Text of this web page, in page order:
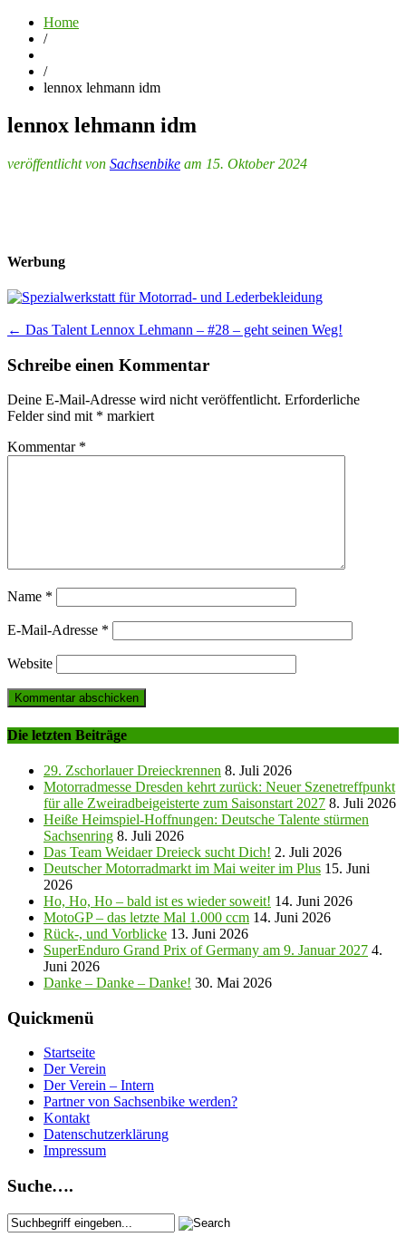
Home
/
/
lennox lehmann idm
lennox lehmann idm
veröffentlicht von Sachsenbike am 15. Oktober 2024
Werbung
Post
navigation
← Das Talent Lennox Lehmann – #28 – geht seinen Weg!
Schreibe einen Kommentar
Deine E-Mail-Adresse wird nicht veröffentlicht. Erforderliche
Felder sind mit * markiert
Kommentar *
Name *
E-Mail-Adresse *
Website
Die letzten Beiträge
29. Zschorlauer Dreieckrennen 8. Juli 2026
Motorradmesse Dresden kehrt zurück: Neuer Szenetreffpunkt
für alle Zweiradbeigeisterte zum Saisonstart 2027 8. Juli 2026
Heiße Heimspiel-Hoffnungen: Deutsche Talente stürmen
Sachsenring 8. Juli 2026
Das Team Weidaer Dreieck sucht Dich! 2. Juli 2026
Deutscher Motorradmarkt im Mai weiter im Plus 15. Juni
2026
Ho, Ho, Ho – bald ist es wieder soweit! 14. Juni 2026
MotoGP – das letzte Mal 1.000 ccm 14. Juni 2026
Rück-, und Vorblicke 13. Juni 2026
SuperEnduro Grand Prix of Germany am 9. Januar 2027 4.
Juni 2026
Danke – Danke – Danke! 30. Mai 2026
Quickmenü
Startseite
Der Verein
Der Verein – Intern
Partner von Sachsenbike werden?
Kontakt
Datenschutzerklärung
Impressum
Suche….